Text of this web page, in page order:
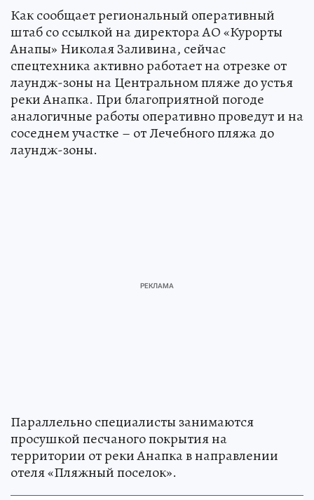
Как сообщает региональный оперативный
штаб со ссылкой на директора АО «Курорты
Анапы» Николая Заливина, сейчас
спецтехника активно работает на отрезке от
лаундж-зоны на Центральном пляже до устья
реки Анапка. При благоприятной погоде
аналогичные работы оперативно проведут и на
соседнем участке – от Лечебного пляжа до
лаундж-зоны.
Параллельно специалисты занимаются
просушкой песчаного покрытия на
территории от реки Анапка в направлении
отеля «Пляжный поселок».